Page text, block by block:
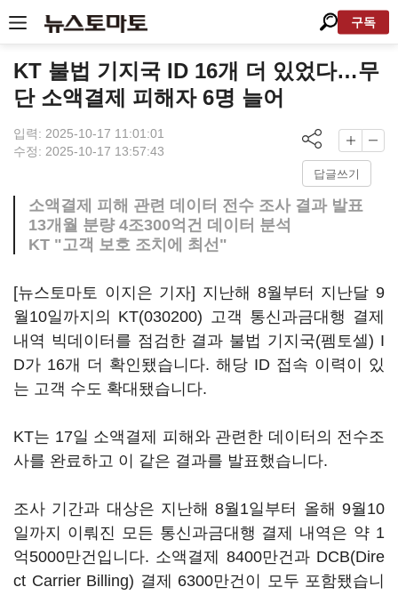
구독
KT 불법 기지국 ID 16개 더 있었다…무
단 소액결제 피해자 6명 늘어
입력: 2025-10-17 11:01:01
수정: 2025-10-17 13:57:43
답글쓰기
소액결제 피해 관련 데이터 전수 조사 결과 발표
13개월 분량 4조300억건 데이터 분석
KT "고객 보호 조치에 최선"
[뉴스토마토 이지은 기자] 지난해 8월부터 지난달 9
월10일까지의 KT(030200) 고객 통신과금대행 결제
내역 빅데이터를 점검한 결과 불법 기지국(펨토셀) I
D가 16개 더 확인됐습니다. 해당 ID 접속 이력이 있
는 고객 수도 확대됐습니다.
KT는 17일 소액결제 피해와 관련한 데이터의 전수조
사를 완료하고 이 같은 결과를 발표했습니다.
조사 기간과 대상은 지난해 8월1일부터 올해 9월10
일까지 이뤄진 모든 통신과금대행 결제 내역은 약 1
억5000만건입니다. 소액결제 8400만건과 DCB(Dire
ct Carrier Billing) 결제 6300만건이 모두 포함됐습니